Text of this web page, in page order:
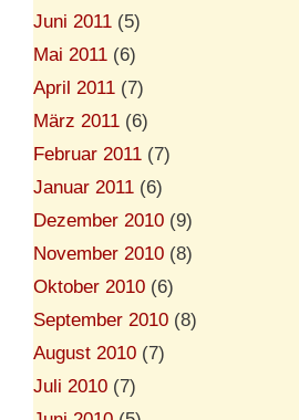
Juni 2011 (5)
Mai 2011 (6)
April 2011 (7)
März 2011 (6)
Februar 2011 (7)
Januar 2011 (6)
Dezember 2010 (9)
November 2010 (8)
Oktober 2010 (6)
September 2010 (8)
August 2010 (7)
Juli 2010 (7)